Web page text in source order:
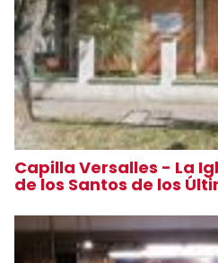
Capilla Versalles - La
de los Santos de los